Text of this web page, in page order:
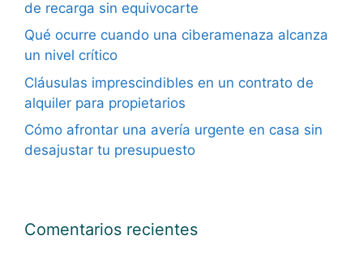
de recarga sin equivocarte
Qué ocurre cuando una ciberamenaza alcanza
un nivel crítico
Cláusulas imprescindibles en un contrato de
alquiler para propietarios
Cómo afrontar una avería urgente en casa sin
desajustar tu presupuesto
Comentarios recientes